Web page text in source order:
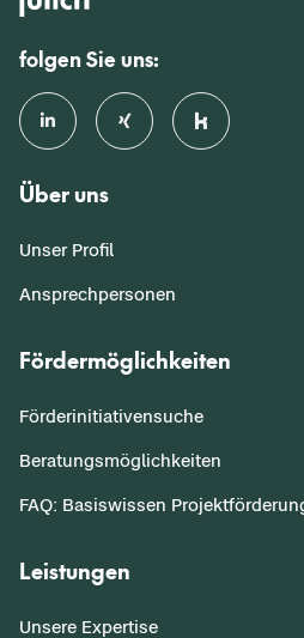
folgen Sie uns:
Über uns
Unser Profil
Ansprechpersonen
Fördermöglichkeiten
Förderinitiativensuche
Beratungsmöglichkeiten
FAQ: Basiswissen
Leistungen
Unsere Expertise